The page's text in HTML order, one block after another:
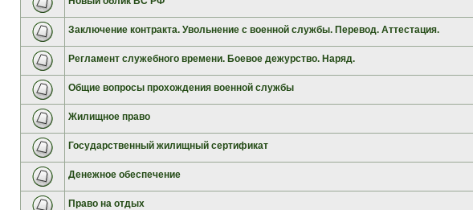
Заключение контракта. Увольнение с военной службы. Перевод. Аттестация.
Регламент служебного времени. Боевое дежурство. Наряд.
Общие вопросы прохождения военной службы
Жилищное право
Государственный жилищный сертификат
Денежное обеспечение
Право на отдых